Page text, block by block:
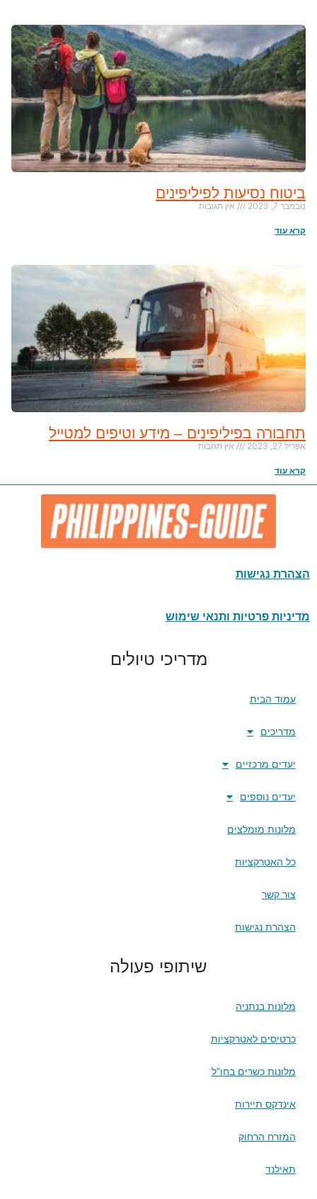
ביטוח נסיעות לפיליפינים
נובמבר 7, 2023 אין תגובות
קרא עוד
תחבורה בפיליפינים – מידע וטיפים למטייל
אפריל 27, 2023 אין תגובות
קרא עוד
הצהרת נגישות
מדיניות פרטיות ותנאי שימוש
מדריכי טיולים
עמוד הבית
מדריכים
יעדים מרכזיים
יעדים נוספים
מלונות מומלצים
כל האטרקציות
צור קשר
הצהרת נגישות
שיתופי פעולה
מלונות בנתניה
כרטיסים לאטרקציות
מלונות כשרים בחו"ל
אינדקס תיירות
המזרח הרחוק
תאילנד